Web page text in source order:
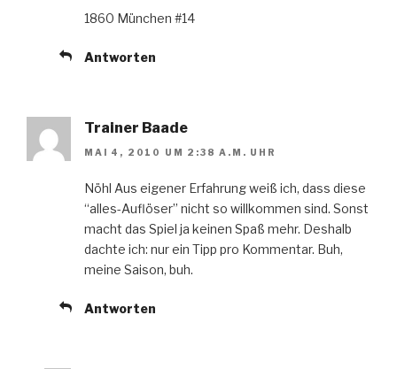
1860 München #14
Antworten
Trainer Baade
MAI 4, 2010 UM 2:38 A.M. UHR
Nöhl Aus eigener Erfahrung weiß ich, dass diese
“alles-Auflöser” nicht so willkommen sind. Sonst
macht das Spiel ja keinen Spaß mehr. Deshalb
dachte ich: nur ein Tipp pro Kommentar. Buh,
meine Saison, buh.
Antworten